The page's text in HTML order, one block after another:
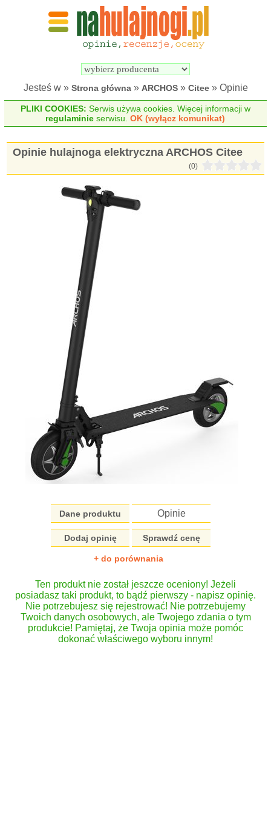
Wyszukiwarka
elektrycznych
Jesteś w » Strona główna» ARCHOS» Citee» Opinie
PLIKI COOKIES: Serwis używa cookies. Więcej informacji w
regulaminie serwisu.OK (wyłącz komunikat)
Opinie hulajnoga elektryczna ARCHOS Citee
(0)
Dane produktu Opinie
Dodaj opinię Sprawdź cenę
+ do porównania
Ten produkt nie został jeszcze oceniony! Jeżeli
posiadasz taki produkt, to bądź pierwszy - napisz opinię.
Nie potrzebujesz się rejestrować! Nie potrzebujemy
Twoich danych osobowych, ale Twojego zdania o tym
produkcie! Pamiętaj, że Twoja opinia może pomóc
dokonać właściwego wyboru innym!